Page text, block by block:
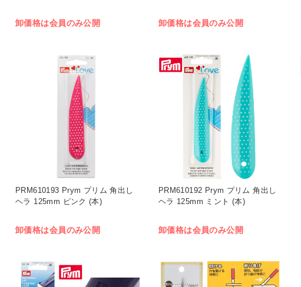
卸価格は会員のみ公開 卸価格は会員のみ公開
PRM610193 Prym プリム 角出し
ヘラ 125mm ピンク (本)
卸価格は会員のみ公開
PRM610192 Prym プリム 角出し
ヘラ 125mm ミント (本)
卸価格は会員のみ公開